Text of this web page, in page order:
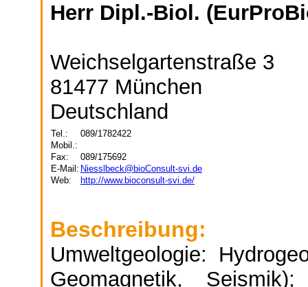
Herr Dipl.-Biol.
Weichselgartenstraße 3
81477 München
Deutschland
Tel.:
089/1782422
Mobil.:
Fax:
089/175692
E-Mail: Niesslbeck@bioConsult-svi.de
Web:
http://www.bioconsult-svi.de/
Beschreibung:
Umweltgeologie:
Geomagnetik,